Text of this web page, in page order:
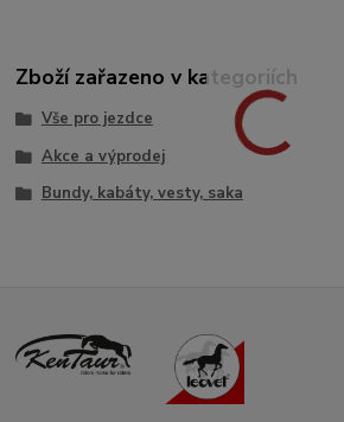
Zboží zařazeno v kategoriích
Vše pro jezdce
Akce a výprodej
Bundy, kabáty, vesty, saka